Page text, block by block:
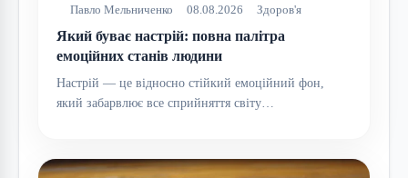
Павло Мельниченко 08.08.2026 Здоров'я
Який буває настрій: повна палітра
емоційних станів людини
Настрій — це відносно стійкий емоційний фон,
який забарвлює все сприйняття світу…